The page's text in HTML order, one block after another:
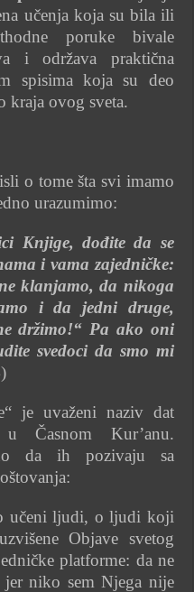
učenja koja su bila ili
poruke bivale
i održava praktična
spisima koja su deo
kraja ovog sveta.
o tome šta svi imamo
urazumimo:
Knjige, dođite da se
i vama zajedničke:
klanjamo, da nikoga
i da jedni druge,
držimo!“ Pa ako oni
svedoci da smo mi
uvaženi naziv dat
Časnom Kur’anu.
da ih pozivaju sa
ljudi, o ljudi koji
Objave svetog
platforme: da ne
niko sem Njega nije